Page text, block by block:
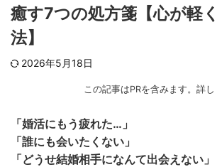
癒す7つの処方箋【心が軽
法】
2026年5月18日
この記事はPRを含みます。詳し
「婚活にもう疲れた…」
「誰にも会いたくない」
「どうせ結婚相手になんて出会えない」